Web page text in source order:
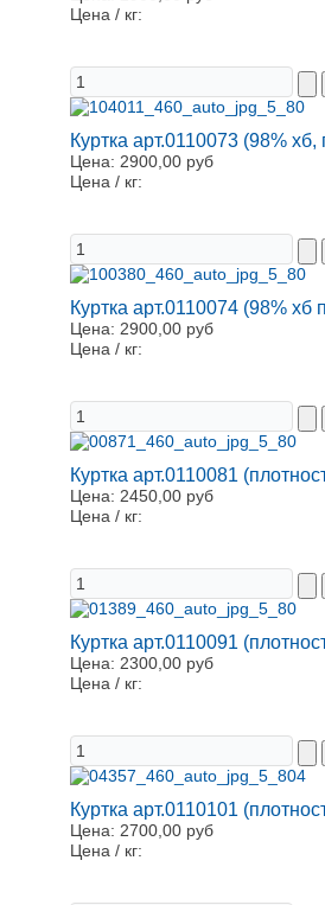
Цена / кг:
Куртка арт.0110073 (98% хб,
Цена: 2900,00 руб
Цена / кг:
Куртка арт.0110074 (98% хб
Цена: 2900,00 руб
Цена / кг:
Куртка арт.0110081
Цена: 2450,00 руб
Цена / кг:
Куртка арт.0110091
Цена: 2300,00 руб
Цена / кг:
Куртка арт.0110101
Цена: 2700,00 руб
Цена / кг: